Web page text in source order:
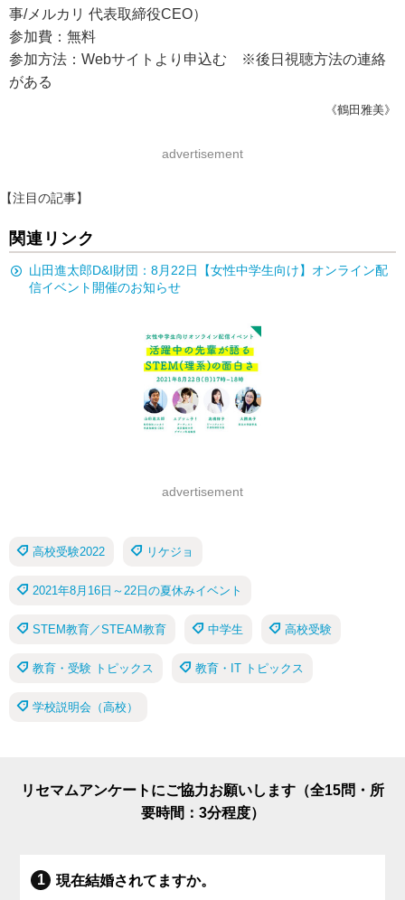
事/メルカリ 代表取締役CEO）
参加費：無料
参加方法：Webサイトより申込む ※後日視聴方法の連絡
がある
《鶴田雅美》
advertisement
【注目の記事】
関連リンク
山田進太郎D&I財団：8月22日【女性中学生向け】オンライン配
信イベント開催のお知らせ
advertisement
高校受験2022 リケジョ
2021年8月16日～22日の夏休みイベント
STEM教育／STEAM教育 中学生 高校受験
教育・受験 トピックス 教育・IT トピックス
学校説明会（高校）
リセマムアンケートにご協力お願いします（全15問・所
要時間：3分程度）
現在結婚されてますか。